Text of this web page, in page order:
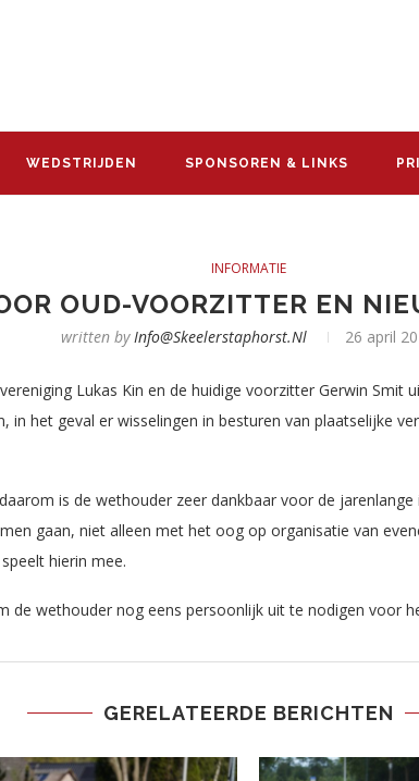
WEDSTRIJDEN SPONSOREN & LINKS
INFORMATIE
OUD-VOORZITTER EN
written byInfo@skeelerstaphorst.nl 26 april
Lukas Kin en de huidige voorzitter Gerwin
het geval er wisselingen in besturen van plaatselijke
is de wethouder zeer dankbaar voor de
gaan, niet alleen met het oog op organisatie van
hierin mee.
de wethouder nog eens persoonlijk uit te nodigen voor
GERELATEERDE BERICHTEN